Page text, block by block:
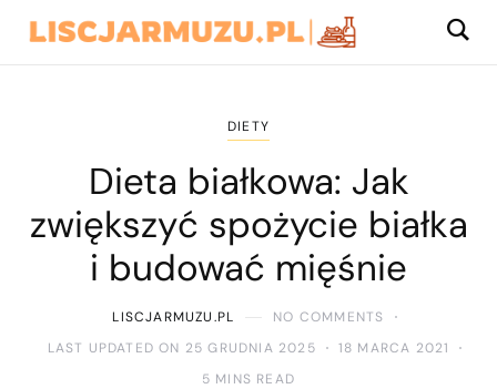
DIETY
Dieta białkowa: Jak
zwiększyć spożycie białka
i budować mięśnie
LISCJARMUZU.PL
NO COMMENTS
LAST UPDATED ON 25 GRUDNIA 2025
18 MARCA 2021
5 MINS READ